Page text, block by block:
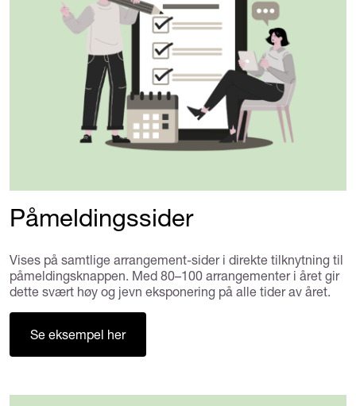
Påmeldingssider
Vises på samtlige arrangement-sider i direkte tilknytning til
påmeldingsknappen. Med 80–100 arrangementer i året gir
dette svært høy og jevn eksponering på alle tider av året.
Se eksempel her